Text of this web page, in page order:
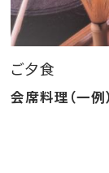
お風呂は日替
・お風呂の入浴
◇翌日のチェッ
ご夕食
会席料理（一例）